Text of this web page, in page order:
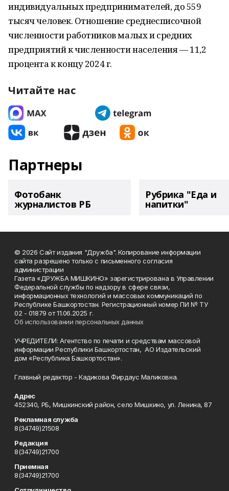
индивидуальных предпринимателей, до 559
тысяч человек. Отношение среднесписочной
численности работников малых и средних
предприятий к численности населения — 11,2
процента к концу 2024 г.
Читайте нас
Партнеры
Фотобанк
журналистов РБ
Рубрика "Еда и
напитки"
© 2026 Сайт издания "Дружба". Копирование информации
сайта разрешено только с письменного согласия
администрации
Газета «ДРУЖБА МИШКИНО» зарегистрирована в Управлении
Федеральной службы по надзору в сфере связи,
информационных технологий и массовых коммуникаций по
Республике Башкортостан. Регистрационный номер ПИ № ТУ
02 - 01879 от 11.06.2025 г.
Об использовании персональных данных
УЧРЕДИТЕЛИ: Агентство по печати и средствам массовой
информации Республики Башкортостан, АО Издательский
дом «Республика Башкортостан».
Главный редактор - Кадикова Фирдаус Маликовна.
Адрес
452340, РБ, Мишкинский район, село Мишкино, ул. Ленина, 87
Рекламная служба
8(34749)21508
Редакция
8(34749)21700
Приемная
8(34749)21700